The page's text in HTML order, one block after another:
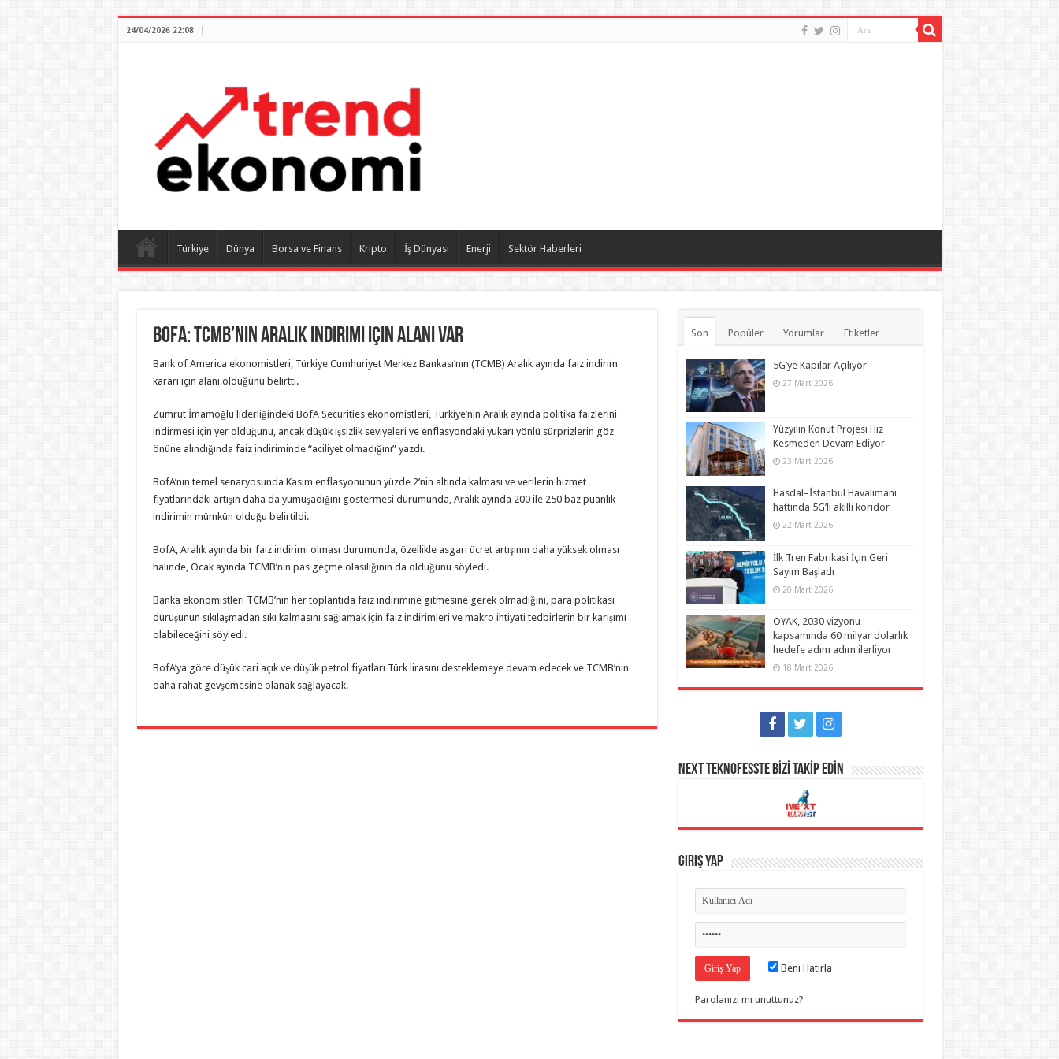
24/04/2026 22:08
Türkiye Dünya Borsa ve Finans Kripto İş Dünyası Enerji Sektör Haberleri
BofA: TCMB’nin Aralık indirimi için alanı var
Bank of America ekonomistleri, Türkiye Cumhuriyet Merkez Bankası’nın (TCMB) Aralık ayında faiz indirim
kararı için alanı olduğunu belirtti.
Zümrüt İmamoğlu liderliğindeki BofA Securities ekonomistleri, Türkiye’nin Aralık ayında politika faizlerini
indirmesi için yer olduğunu, ancak düşük işsizlik seviyeleri ve enflasyondaki yukarı yönlü sürprizlerin göz
önüne alındığında faiz indiriminde “aciliyet olmadığını” yazdı.
BofA’nın temel senaryosunda Kasım enflasyonunun yüzde 2’nin altında kalması ve verilerin hizmet
fiyatlarındaki artışın daha da yumuşadığını göstermesi durumunda, Aralık ayında 200 ile 250 baz puanlık
indirimin mümkün olduğu belirtildi.
BofA, Aralık ayında bir faiz indirimi olması durumunda, özellikle asgari ücret artışının daha yüksek olması
halinde, Ocak ayında TCMB’nin pas geçme olasılığının da olduğunu söyledi.
Banka ekonomistleri TCMB’nin her toplantıda faiz indirimine gitmesine gerek olmadığını, para politikası
duruşunun sıkılaşmadan sıkı kalmasını sağlamak için faiz indirimleri ve makro ihtiyati tedbirlerin bir karışımı
olabileceğini söyledi.
BofA’ya göre düşük cari açık ve düşük petrol fiyatları Türk lirasını desteklemeye devam edecek ve TCMB’nin
daha rahat gevşemesine olanak sağlayacak.
Son Popüler Yorumlar Etiketler
5G’ye Kapılar Açılıyor
27 Mart 2026
Yüzyılın Konut Projesi Hız
Kesmeden Devam Ediyor
23 Mart 2026
Hasdal–İstanbul Havalimanı
hattında 5G’li akıllı koridor
22 Mart 2026
İlk Tren Fabrikasi İçin Geri
Sayım Başladı
20 Mart 2026
OYAK, 2030 vizyonu
kapsamında 60 milyar dolarlık
hedefe adım adım ilerliyor
18 Mart 2026
NEXT TEKNOFESSTE BİZİ TAKİP EDİN
Giriş Yap
Beni Hatırla
Parolanızı mı unuttunuz?